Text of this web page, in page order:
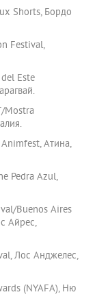
Shorts, Бордо
Festival,
Este
Mostra
Атина,
Pedra Azul,
Buenos Aires
Айрес,
Лос Анджелес,
(NYAFA), Ню